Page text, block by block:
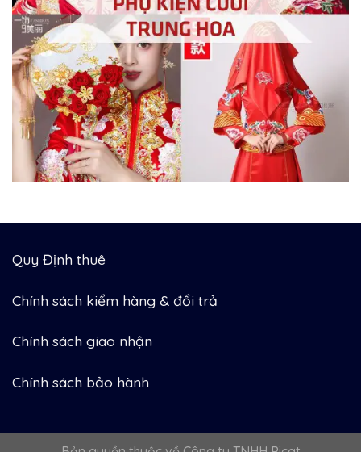
Quy Định thuê
Chính sách kiểm hàng & đổi trả
Chính sách giao nhận
Chính sách bảo hành